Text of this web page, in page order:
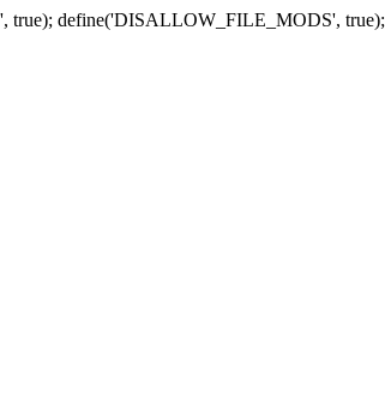
define('DISALLOW_FILE_MODS', true);